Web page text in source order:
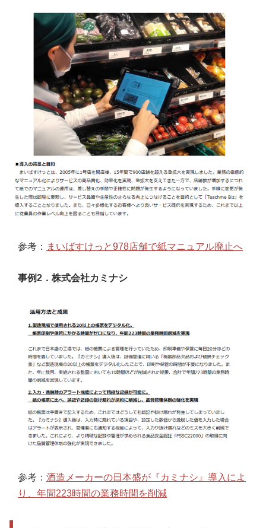
参考： まいばすけっと978店舗で紙マニュアル廃止へ
事例2．株式会社カミナシ
参考： 酒造メーカーの日本盛が『カミナシ』導入によ
り、年間223時間の業務時間を削減